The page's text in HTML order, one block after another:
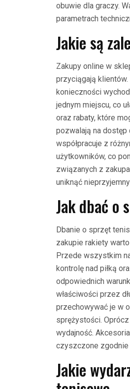
obuwie dla graczy.
parametrach
Jakie są
Zakupy online w
przyciągają
konieczności
jednym miejscu, co
oraz rabaty, które
pozwalają na
współpracuje z
użytkowników, co
związanych z
uniknąć
Jak dbać o
Dbanie o sprzęt
zakupie rakiety
Przede wszystkim
kontrolę nad piłką
odpowiednich
właściwości przez
przechowywać je w
sprężystości.
wydajność.
czyszczone zgodnie
Jakie